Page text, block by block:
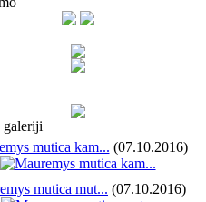
mutica kam... (07.10.2016)
mutica mut... (07.10.2016)